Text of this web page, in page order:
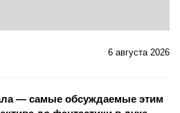
6 августа 2026
— самые обсуждаемые этим